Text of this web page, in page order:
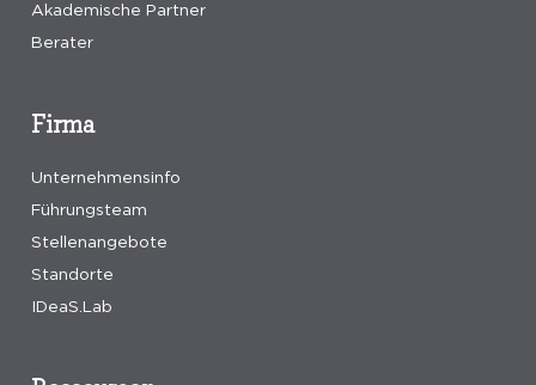
Firma
Unternehmensinfo
Führungsteam
Stellenangebote
Standorte
IDeaS.Lab
Akademische Partner
Berater